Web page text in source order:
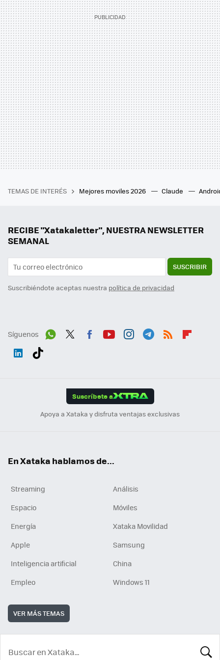
TEMAS DE INTERÉS Mejores moviles 2026 Claude
RECIBE "Xatakaletter", NUESTRA NEWSLETTER
SEMANAL
SUSCRIBIR
Suscribiéndote aceptas nuestra política de privacidad
Síguenos
Suscríbete a
Apoya a Xataka y disfruta ventajas exclusivas
En Xataka hablamos de...
Streaming
Análisis
Espacio
Móviles
Energía
Xataka Movilidad
Apple
Samsung
Inteligencia artificial
China
Empleo
Windows 11
VER MÁS TEMAS